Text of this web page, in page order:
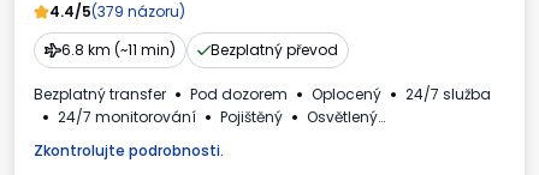
4.4/5(379 názoru)
6.8 km (~11 min)
Bezplatný převod
Bezplatný transfer Pod dozorem Oplocený
24/7 služba
24/7 monitorování
Pojištěný
Osvětlený
Fakturaod obsluhy parkoviště.
Zkontrolujte podrobnosti.